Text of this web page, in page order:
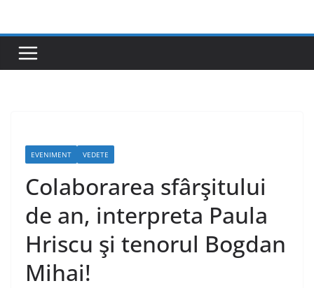
content
EVENIMENT VEDETE
Colaborarea sfârşitului
de an, interpreta Paula
Hriscu şi tenorul Bogdan
Mihai!